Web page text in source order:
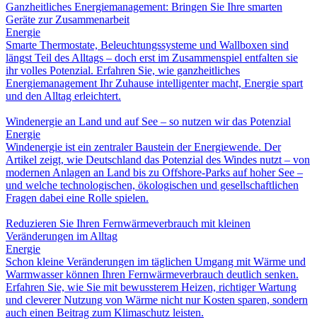
Ganzheitliches Energiemanagement: Bringen Sie Ihre smarten
Geräte zur Zusammenarbeit
Energie
Smarte Thermostate, Beleuchtungssysteme und Wallboxen sind
längst Teil des Alltags – doch erst im Zusammenspiel entfalten sie
ihr volles Potenzial. Erfahren Sie, wie ganzheitliches
Energiemanagement Ihr Zuhause intelligenter macht, Energie spart
und den Alltag erleichtert.
Windenergie an Land und auf See – so nutzen wir das Potenzial
Energie
Windenergie ist ein zentraler Baustein der Energiewende. Der
Artikel zeigt, wie Deutschland das Potenzial des Windes nutzt – von
modernen Anlagen an Land bis zu Offshore-Parks auf hoher See –
und welche technologischen, ökologischen und gesellschaftlichen
Fragen dabei eine Rolle spielen.
Reduzieren Sie Ihren Fernwärmeverbrauch mit kleinen
Veränderungen im Alltag
Energie
Schon kleine Veränderungen im täglichen Umgang mit Wärme und
Warmwasser können Ihren Fernwärmeverbrauch deutlich senken.
Erfahren Sie, wie Sie mit bewussterem Heizen, richtiger Wartung
und cleverer Nutzung von Wärme nicht nur Kosten sparen, sondern
auch einen Beitrag zum Klimaschutz leisten.